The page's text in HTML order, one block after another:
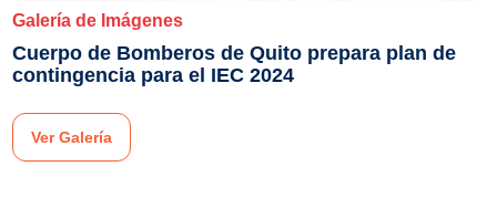
Galería de Imágenes
Cuerpo de Bomberos de Quito prepara plan de
contingencia para el IEC 2024
Ver Galería